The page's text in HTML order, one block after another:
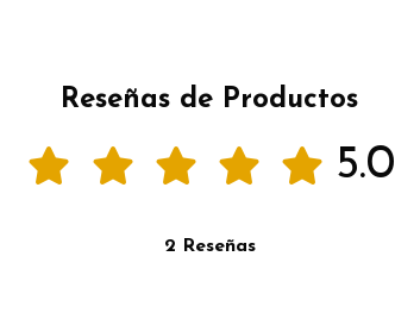
Reseñas de Productos
5.0
2 Reseñas